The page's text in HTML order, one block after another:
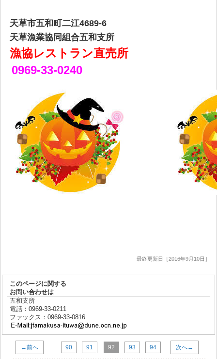
天草市五和町二江4689-6
天草漁業協同組合五和支所
漁協レストラン直売所
0969-33-0240
最終更新日［2016年9月10日］
このページに関する
お問い合わせは
五和支所
電話：0969-33-0211
ファックス：0969-33-0816
←前へ 90 91 92 93 94 次へ→